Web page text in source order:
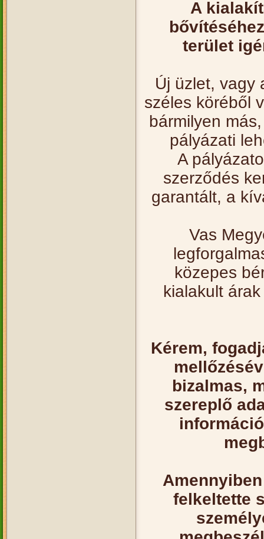
A
terület
Új üzlet, vagy
széles köréből
bármilyen
pályázati
A
szerződés
garantált, a
Vas
közepes
kialakult
Kérem,
bizalmas,
szereplő
felkeltette